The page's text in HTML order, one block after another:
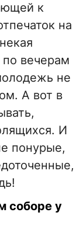
к
на
по вечерам
не
А вот в
И
понурые,
соборе у